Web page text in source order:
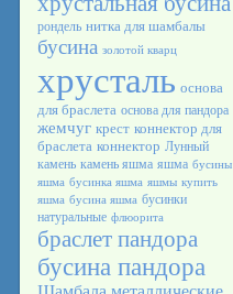
рондель нитка для шамбалы
бусина золотой кварц
хрусталь основа
для браслета основа для пандора
жемчуг крест коннектор для
браслета коннектор Лунный
камень камень яшма яшма бусины
яшма бусинка яшма яшмы купить
яшма бусина яшма бусинки
натуральные флюорита
браслет пандора
бусина пандора